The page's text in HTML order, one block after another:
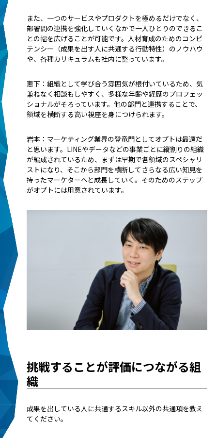
また、一つのサービスやプロダクトを極めるだけでなく、
部署間の連携を強化していくなかで一人ひとりのできるこ
との幅を広げることが可能です。人材育成のためのコンピ
テンシー（成果を出す人に共通する行動特性）のノウハウ
や、各種カリキュラムも社内に整っています。
恵下：組織として学び合う雰囲気が根付いているため、気
兼ねなく相談もしやすく、多様な年齢や経歴のプロフェッ
ショナルがそろっています。他の部門と連携することで、
領域を横断する高い視座を身につけられます。
岩本：マーケティング業界の登竜門としてオプトは最適だ
と思います。LINEやデータなどの事業ごとに縦割りの組織
が編成されているため、まずは早期で各領域のスペシャリ
ストになり、そこから部門を横断してさらなる広い知見を
持ったマーケターへと成長していく。そのためのステップ
がオプトには用意されています。
挑戦することが評価につながる組
織
――成果を出している人に共通するスキル以外の共通項を教え
てください。